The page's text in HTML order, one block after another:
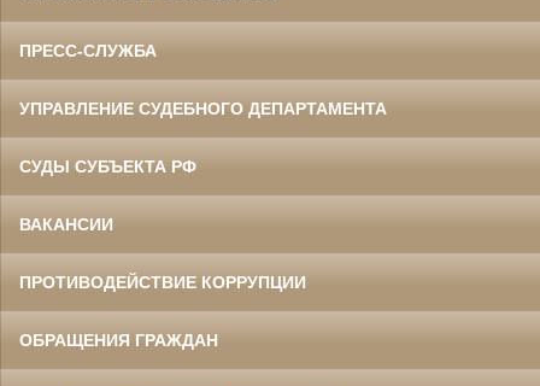
ПРЕСС-СЛУЖБА
УПРАВЛЕНИЕ СУДЕБНОГО ДЕПАРТАМЕНТА
СУДЫ СУБЪЕКТА РФ
ВАКАНСИИ
ПРОТИВОДЕЙСТВИЕ КОРРУПЦИИ
ОБРАЩЕНИЯ ГРАЖДАН